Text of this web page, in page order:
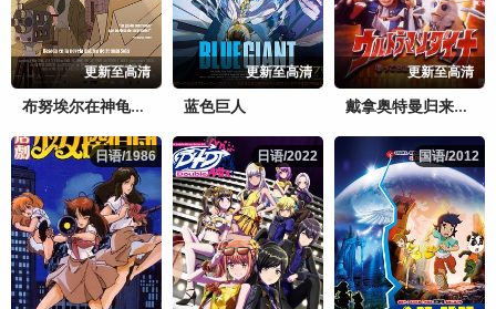
更新至高清
布努埃尔在神龟迷宫中
更新至高清
蓝色巨人
更新至高清
戴拿奥特曼归来的哈乃次郎
日语/1986
日语/1986 日语/2022
日语/2022 国语/2012
国语/2012